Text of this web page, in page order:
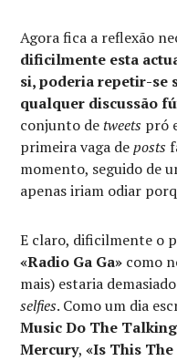
Agora fica a reflexão
dificilmente esta
si, poderia repetir-se
qualquer discussão
conjunto detweets pró
primeira vaga deposts
momento, seguido de
apenas iriam odiar
E claro, dificilmente o
«Radio Ga Ga» como
mais) estaria
selfies. Como um dia
Music Do The
Mercury,«Is This